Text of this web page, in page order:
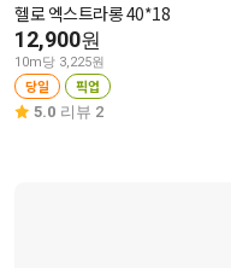
헬로 엑스트라롱 40*18
12,900원
10m당 3,225원
당일 픽업
5.0 리뷰 2